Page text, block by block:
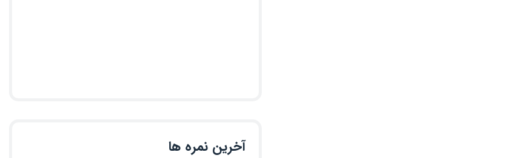
آخرین نمره ها